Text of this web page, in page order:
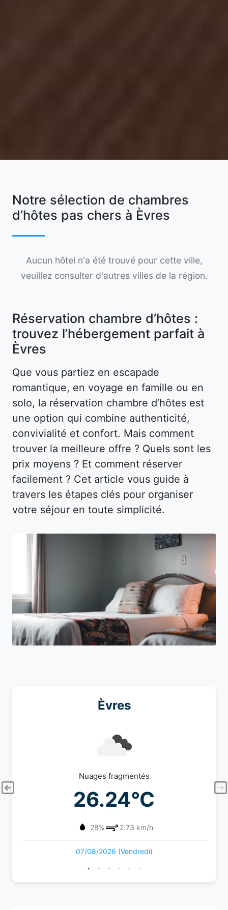
Notre sélection de chambres
d’hôtes pas chers à Èvres
Aucun hôtel n'a été trouvé pour cette ville,
veuillez consulter d'autres villes de la région.
Réservation chambre d’hôtes :
trouvez l’hébergement parfait à
Èvres
Que vous partiez en escapade
romantique, en voyage en famille ou en
solo, la réservation chambre d’hôtes est
une option qui combine authenticité,
convivialité et confort. Mais comment
trouver la meilleure offre ? Quels sont les
prix moyens ? Et comment réserver
facilement ? Cet article vous guide à
travers les étapes clés pour organiser
votre séjour en toute simplicité.
Èvres
Nuages fragmentés
26.24°C
28% 2.73 km/h
07/08/2026 (Vendredi)